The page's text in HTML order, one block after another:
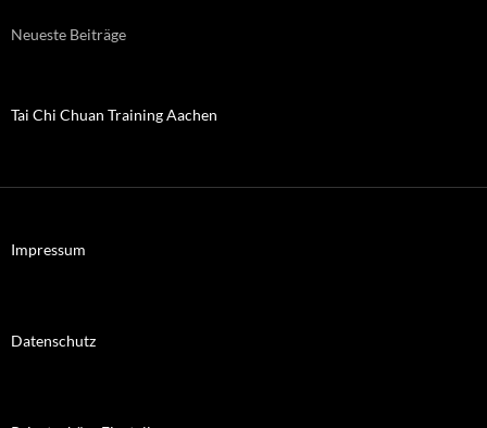
Neueste Beiträge
Tai Chi Chuan Training Aachen
Impressum
Datenschutz